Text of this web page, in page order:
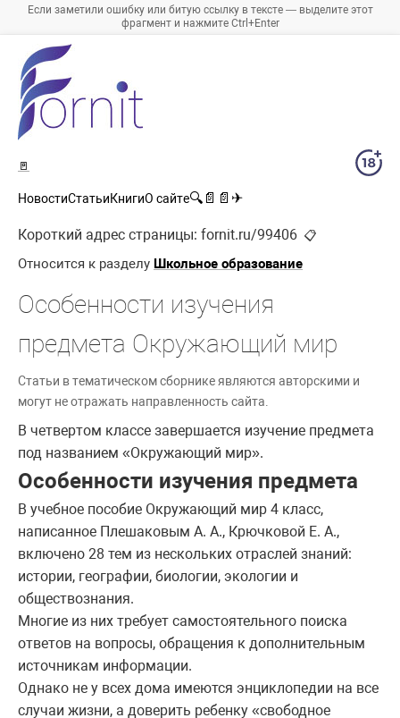
Если заметили ошибку или битую ссылку в тексте — выделите этот
фрагмент и нажмите Ctrl+Enter
🚪
НовостиСтатьиКнигиО сайте🔍 📄 📄 ✈
Короткий адрес страницы: fornit.ru/99406 📋
Относится к разделу Школьное образование
Особенности изучения
предмета Окружающий мир
Статьи в тематическом сборнике являются авторскими и
могут не отражать направленность сайта.
В четвертом классе завершается изучение предмета
под названием «Окружающий мир».
Особенности изучения предмета
В учебное пособие Окружающий мир 4 класс,
написанное Плешаковым А. А., Крючковой Е. А.,
включено 28 тем из нескольких отраслей знаний:
истории, географии, биологии, экологии и
обществознания.
Многие из них требует самостоятельного поиска
ответов на вопросы, обращения к дополнительным
источникам информации.
Однако не у всех дома имеются энциклопедии на все
случаи жизни, а доверить ребенку «свободное